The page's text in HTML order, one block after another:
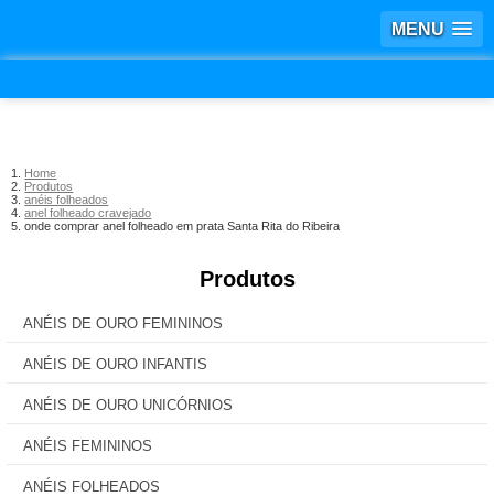
MENU
Home
Produtos
anéis folheados
anel folheado cravejado
onde comprar anel folheado em prata Santa Rita do Ribeira
Produtos
ANÉIS DE OURO FEMININOS
ANÉIS DE OURO INFANTIS
ANÉIS DE OURO UNICÓRNIOS
ANÉIS FEMININOS
ANÉIS FOLHEADOS